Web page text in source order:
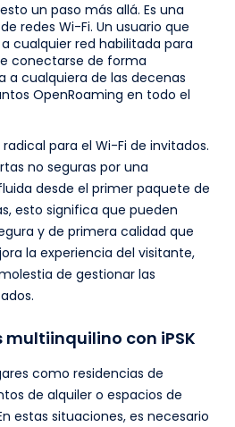
un paso más allá. Es una
redes Wi-Fi. Un usuario que
cualquier red habilitada para
conectarse de forma
a cualquiera de las decenas
OpenRoaming en todo el
para el Wi-Fi de invitados.
no seguras por una
desde el primer paquete de
esto significa que pueden
y de primera calidad que
la experiencia del visitante,
de gestionar las
con iPSK
como residencias de
de alquiler o espacios de
estas situaciones, es necesario